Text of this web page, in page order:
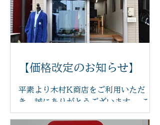
アを導入いたしました。 体の力が抜け
てリラックスした状態で受けていただ
くことで、より心地よく施術を受けて
いただけます。 新しいチェアは、身体
に調整できるため、長時間でも負担が
ます。 「まるで雲の上にいるような座
り心地」と感じていただけるほど、快
適な座り心地です。 足つぼの刺激で身
【価格改定のお知らせ】
平素より木村K商店をご利用いただ
き、誠にありがとうございます。 この
たび、原材料費や光熱費の高騰に伴